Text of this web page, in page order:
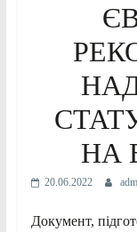
НА
20.06.2022
Документ,